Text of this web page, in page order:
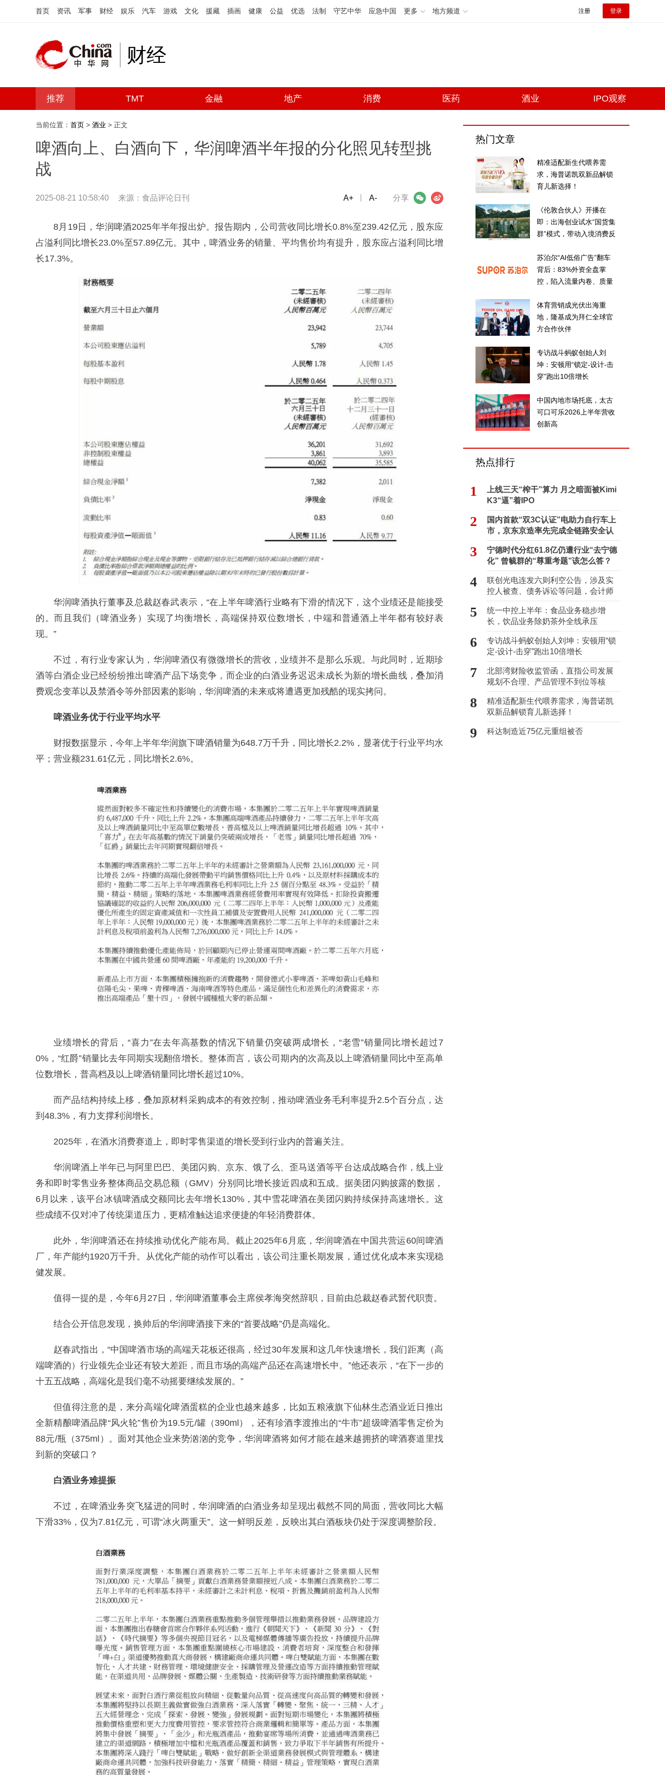
首页 资讯 军事 财经 娱乐 汽车 游戏 文化 援藏 插画 健康 公益 优选 法制 守艺中华 应急中国 更多 地方频道 注册 登录
财经
推荐 TMT 金融 地产 消费 医药 酒业 IPO观察
当前位置： 首页 > 酒业 > 正文
啤酒向上、白酒向下，华润啤酒半年报的分化照见转型挑
战
2025-08-21 10:58:40 来源：食品评论日刊 分享
微信 微博
A+ A-
8月19日，华润啤酒2025年半年报出炉。报告期内，公司营收同比增长0.8%至239.42亿元，股东应
占溢利同比增长23.0%至57.89亿元。其中，啤酒业务的销量、平均售价均有提升，股东应占溢利同比增
长17.3%。
华润啤酒执行董事及总裁赵春武表示，“在上半年啤酒行业略有下滑的情况下，这个业绩还是能接受
的。而且我们（啤酒业务）实现了均衡增长，高端保持双位数增长，中端和普通酒上半年都有较好表
现。”
不过，有行业专家认为，华润啤酒仅有微微增长的营收，业绩并不是那么乐观。与此同时，近期珍
酒等白酒企业已经纷纷推出啤酒产品下场竞争，而企业的白酒业务迟迟未成长为新的增长曲线，叠加消
费观念变革以及禁酒令等外部因素的影响，华润啤酒的未来或将遭遇更加残酷的现实拷问。
啤酒业务优于行业平均水平
财报数据显示，今年上半年华润旗下啤酒销量为648.7万千升，同比增长2.2%，显著优于行业平均水
平；营业额231.61亿元，同比增长2.6%。
业绩增长的背后，“喜力”在去年高基数的情况下销量仍突破两成增长，“老雪”销量同比增长超过7
0%，“红爵”销量比去年同期实现翻倍增长。整体而言，该公司期内的次高及以上啤酒销量同比中至高单
位数增长，普高档及以上啤酒销量同比增长超过10%。
而产品结构持续上移，叠加原材料采购成本的有效控制，推动啤酒业务毛利率提升2.5个百分点，达
到48.3%，有力支撑利润增长。
2025年，在酒水消费赛道上，即时零售渠道的增长受到行业内的普遍关注。
华润啤酒上半年已与阿里巴巴、美团闪购、京东、饿了么、歪马送酒等平台达成战略合作，线上业
务和即时零售业务整体商品交易总额（GMV）分别同比增长接近四成和五成。据美团闪购披露的数据，
6月以来，该平台冰镇啤酒成交额同比去年增长130%，其中雪花啤酒在美团闪购持续保持高速增长。这
些成绩不仅对冲了传统渠道压力，更精准触达追求便捷的年轻消费群体。
此外，华润啤酒还在持续推动优化产能布局。截止2025年6月底，华润啤酒在中国共营运60间啤酒
厂，年产能约1920万千升。从优化产能的动作可以看出，该公司注重长期发展，通过优化成本来实现稳
健发展。
值得一提的是，今年6月27日，华润啤酒董事会主席侯孝海突然辞职，目前由总裁赵春武暂代职责。
结合公开信息发现，换帅后的华润啤酒接下来的“首要战略”仍是高端化。
赵春武指出，“中国啤酒市场的高端天花板还很高，经过30年发展和这几年快速增长，我们距离（高
端啤酒的）行业领先企业还有较大差距，而且市场的高端产品还在高速增长中。”他还表示，“在下一步的
十五五战略，高端化是我们毫不动摇要继续发展的。”
但值得注意的是，来分高端化啤酒蛋糕的企业也越来越多，比如五粮液旗下仙林生态酒业近日推出
全新精酿啤酒品牌“风火轮”售价为19.5元/罐（390ml），还有珍酒李渡推出的“牛市”超级啤酒零售定价为
88元/瓶（375ml）。面对其他企业来势汹汹的竞争，华润啤酒将如何才能在越来越拥挤的啤酒赛道里找
到新的突破口？
白酒业务难提振
不过，在啤酒业务突飞猛进的同时，华润啤酒的白酒业务却呈现出截然不同的局面，营收同比大幅
下滑33%，仅为7.81亿元，可谓“冰火两重天”。这一鲜明反差，反映出其白酒板块仍处于深度调整阶段。
热门文章
精准适配新生代喂养需
求，海普诺凯双新品解锁
育儿新选择！
《伦敦合伙人》开播在
即：出海创业试水“国货集
群”模式，带动入境消费反
苏泊尔“AI低俗广告”翻车
背后：83%外资全盘掌
控，陷入流量内卷、质量
体育营销成光伏出海重
地，隆基成为拜仁全球官
方合作伙伴
专访战斗蚂蚁创始人刘
坤：安顿用“锁定-设计-击
穿”跑出10倍增长
中国内地市场托底，太古
可口可乐2026上半年营收
创新高
热点排行
1
上线三天“榨干”算力 月之暗面被Kimi
K3“逼”着IPO
2
国内首款“双3C认证”电助力自行车上
市，京东京造率先完成全链路安全认
证
3
宁德时代分红61.8亿仍遭行业“去宁德
化” 曾毓群的“尊重考题”该怎么答？
4
联创光电连发六则利空公告，涉及实
控人被查、债务诉讼等问题，会计师
事务所曾出具“保留意见”
5
统一中控上半年：食品业务稳步增
长，饮品业务除奶茶外全线承压
6
专访战斗蚂蚁创始人刘坤：安顿用“锁
定-设计-击穿”跑出10倍增长
7
北部湾财险收监管函，直指公司发展
规划不合理、产品管理不到位等核
心“痛点”
8
精准适配新生代喂养需求，海普诺凯
双新品解锁育儿新选择！
9 科达制造近75亿元重组被否